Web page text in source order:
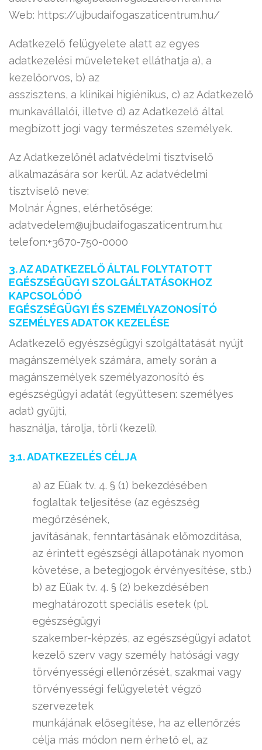
Web: https://ujbudaifogaszaticentrum.hu/
Adatkezelő felügyelete alatt az egyes
adatkezelési műveleteket elláthatja a), a
kezelőorvos, b) az
asszisztens, a klinikai higiénikus, c) az Adatkezelő
munkavállalói, illetve d) az Adatkezelő által
megbízott jogi vagy természetes személyek.
Az Adatkezelőnél adatvédelmi tisztviselő
alkalmazására sor kerül. Az adatvédelmi
tisztviselő neve:
Molnár Ágnes, elérhetősége:
adatvedelem@ujbudaifogaszaticentrum.hu;
telefon:+3670-750-0000
3. AZ ADATKEZELŐ ÁLTAL FOLYTATOTT
EGÉSZSÉGÜGYI SZOLGÁLTATÁSOKHOZ
KAPCSOLÓDÓ
EGÉSZSÉGÜGYI ÉS SZEMÉLYAZONOSÍTÓ
SZEMÉLYES ADATOK KEZELÉSE
Adatkezelő egyészségügyi szolgáltatását nyújt
magánszemélyek számára, amely során a
magánszemélyek személyazonosító és
egészségügyi adatát (együttesen: személyes
adat) gyűjti,
használja, tárolja, törli (kezeli).
3.1. ADATKEZELÉS CÉLJA
a) az Eüak tv. 4. § (1) bekezdésében
foglaltak teljesítése (az egészség
megőrzésének,
javításának, fenntartásának előmozdítása,
az érintett egészségi állapotának nyomon
követése, a betegjogok érvényesítése, stb.)
b) az Eüak tv. 4. § (2) bekezdésében
meghatározott speciális esetek (pl.
egészségügyi
szakember-képzés, az egészségügyi adatot
kezelő szerv vagy személy hatósági vagy
törvényességi ellenőrzését, szakmai vagy
törvényességi felügyeletét végző
szervezetek
munkájának elősegítése, ha az ellenőrzés
célja más módon nem érhető el, az